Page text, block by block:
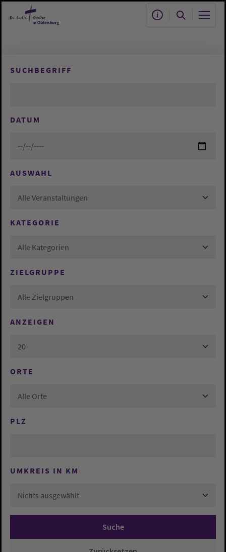
Zum Hauptinhalt springen
SUCHBEGRIFF
DATUM
AUSWAHL
Alle Veranstaltungen
KATEGORIE
Alle Kategorien
ZIELGRUPPE
Alle Zielgruppen
ANZEIGEN
20
ORTE
Alle Orte
PLZ
UMKREIS IN KM
Nichts ausgewählt
Suche